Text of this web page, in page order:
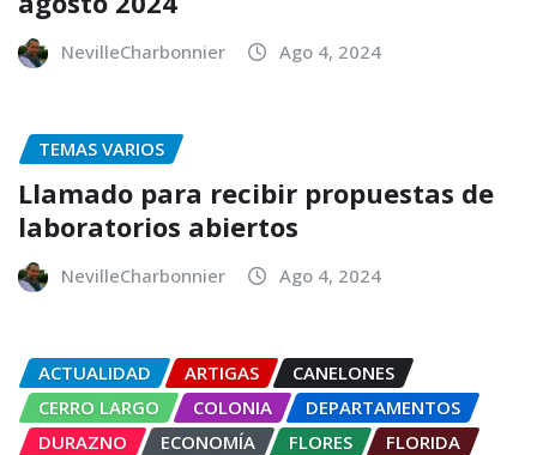
NevilleCharbonnier Ago 4, 2024
TEMAS VARIOS
Llamado para recibir propuestas de
laboratorios abiertos
NevilleCharbonnier Ago 4, 2024
ACTUALIDAD ARTIGAS
CANELONES
CERRO LARGO
COLONIA
DEPARTAMENTOS
DURAZNO
ECONOMÍA FLORES
FLORIDA